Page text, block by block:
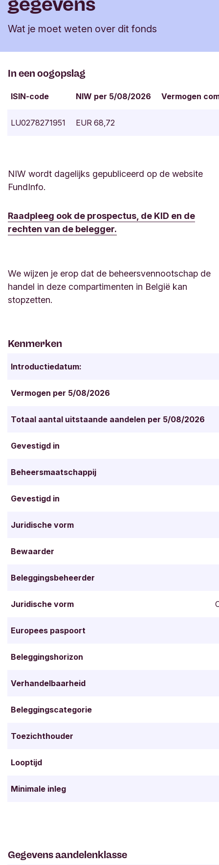
Wat je moet weten over dit fonds
In een oogopslag
ISIN-code NIW per 5/08/2026 Vermogen
LU0278271951 EUR 68,72
NIW wordt dagelijks gepubliceerd op de website
FundInfo.
Raadpleeg ook de prospectus, de KID en de
rechten van de belegger.
We wijzen je erop dat de beheersvennootschap de
handel in deze compartimenten in België kan
stopzetten.
Kenmerken
Introductiedatum:
Vermogen per 5/08/2026
Totaal aantal uitstaande aandelen per 5/08/2026
Gevestigd in
Beheersmaatschappij
Gevestigd in
Juridische vorm
Bewaarder
Beleggingsbeheerder
Juridische vorm
Europees paspoort
Beleggingshorizon
Verhandelbaarheid
Beleggingscategorie
Toezichthouder
Looptijd
Minimale inleg
Gegevens aandelenklasse